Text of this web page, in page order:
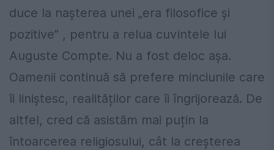
duce la nașterea unei „era filosofice și
pozitive” , pentru a relua cuvintele lui
Auguste Compte. Nu a fost deloc așa.
Oamenii continuă să prefere minciunile care
îi liniștesc, realităților care îi îngrijorează. De
altfel, cred că asistăm mai puțin la
întoarcerea religiosului, cât la creșterea